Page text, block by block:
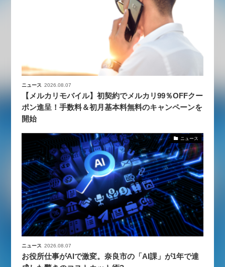
ニュース 2026.08.07
【メルカリモバイル】初契約でメルカリ99％OFFクー
ポン進呈！手数料＆初月基本料無料のキャンペーンを
開始
ニュース
ニュース 2026.08.07
お役所仕事がAIで激変。奈良市の「AI課」が1年で達